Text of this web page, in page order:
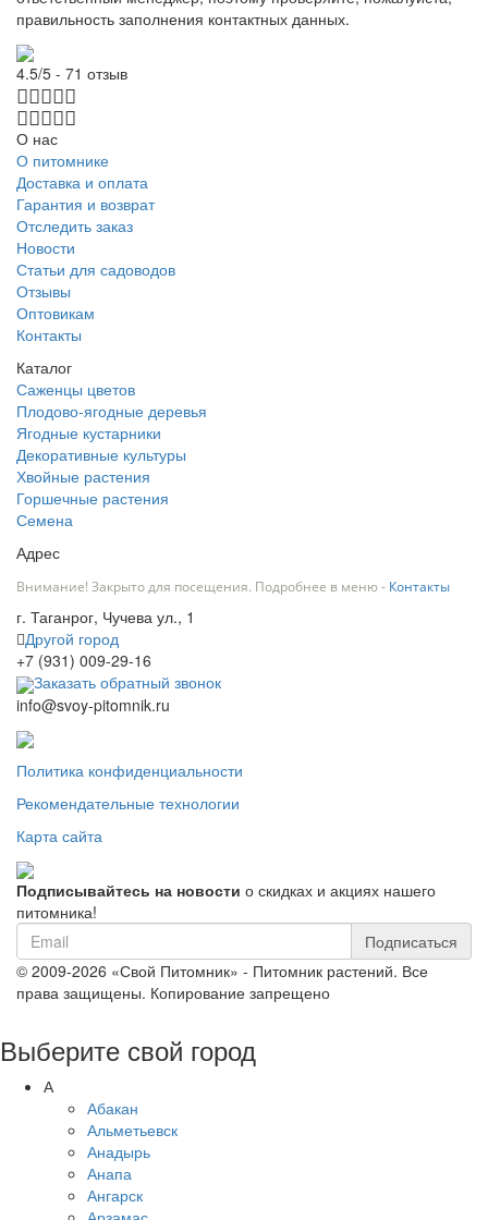
правильность заполнения контактных данных.
4.5/5 - 71 отзыв
О нас
О питомнике
Доставка и оплата
Гарантия и возврат
Отследить заказ
Новости
Статьи для садоводов
Отзывы
Оптовикам
Контакты
Каталог
Саженцы цветов
Плодово-ягодные деревья
Ягодные кустарники
Декоративные культуры
Хвойные растения
Горшечные растения
Семена
Адрес
Внимание! Закрыто для посещения. Подробнее в меню - Контакты
г. Таганрог, Чучева ул., 1
Другой город
+7 (931) 009-29-16
Заказать обратный звонок
info@svoy-pitomnik.ru
Политика конфиденциальности
Рекомендательные технологии
Карта сайта
Подписывайтесь на новости о скидках и акциях нашего
питомника!
Подписаться
© 2009-2026 «Свой Питомник» - Питомник растений. Все
права защищены. Копирование запрещено
Выберите свой город
А
Абакан
Альметьевск
Анадырь
Анапа
Ангарск